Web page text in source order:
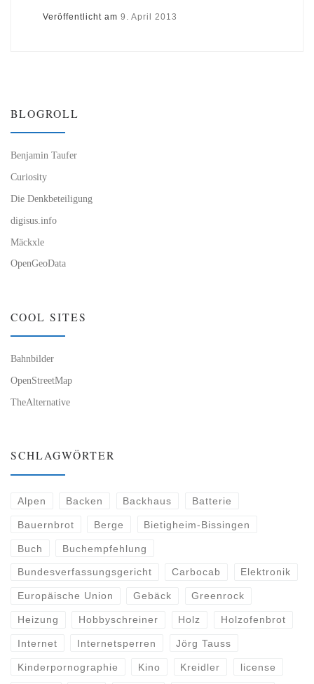
Veröffentlicht am 9. April 2013
BLOGROLL
Benjamin Taufer
Curiosity
Die Denkbeteiligung
digisus.info
Mäckxle
OpenGeoData
COOL SITES
Bahnbilder
OpenStreetMap
TheAlternative
SCHLAGWÖRTER
Alpen Backen Backhaus Batterie
Bauernbrot Berge Bietigheim-Bissingen
Buch Buchempfehlung
Bundesverfassungsgericht Carbocab Elektronik
Europäische Union Gebäck Greenrock
Heizung Hobbyschreiner Holz Holzofenbrot
Internet Internetsperren Jörg Tauss
Kinderpornographie Kino Kreidler license